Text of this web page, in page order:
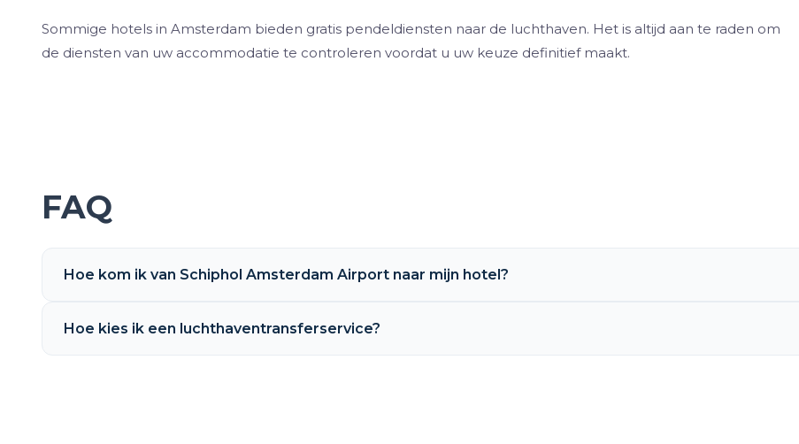
Sommige hotels in Amsterdam bieden gratis pendeldiensten naar de luchthaven. Het is altijd aan te raden om
de diensten van uw accommodatie te controleren voordat u uw keuze definitief maakt.
FAQ
Hoe kom ik van Schiphol Amsterdam Airport naar mijn hotel?
Hoe kies ik een luchthaventransferservice?